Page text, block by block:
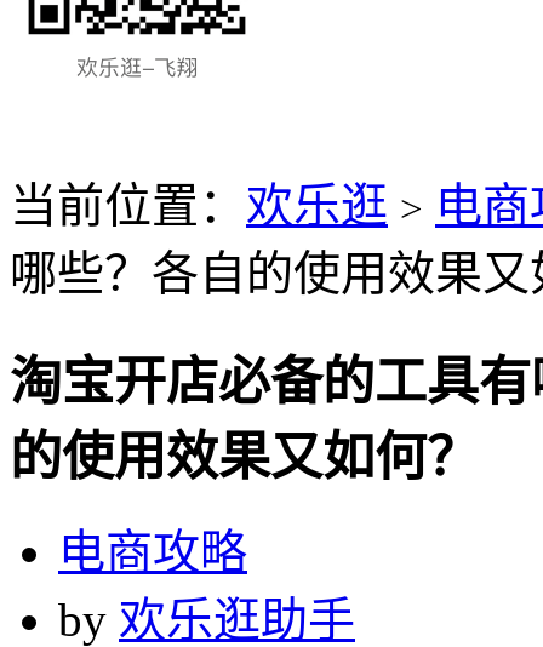
当前位置： 欢乐逛 > 电
哪些？各自的使用效果又
淘宝开店必备的工具
的使用效果又如何？
电商攻略
by 欢乐逛助手